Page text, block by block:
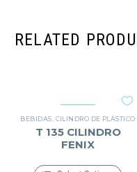
RELATED
BEBIDAS CILINDRO DE PLÁSTICO
T 135 CILINDRO
FENIX